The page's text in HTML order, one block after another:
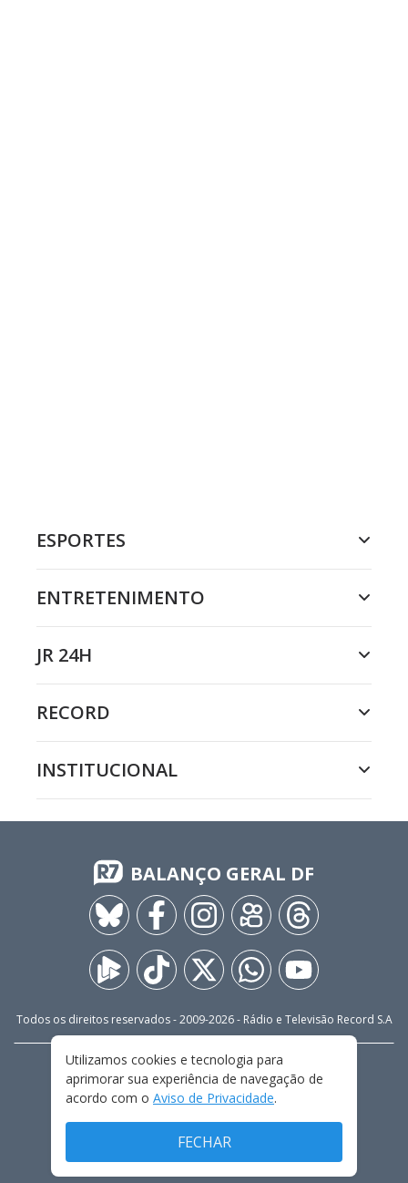
ESPORTES
ENTRETENIMENTO
JR 24H
RECORD
INSTITUCIONAL
BALANÇO GERAL DF
Todos os direitos reservados - 2009-2026- Rádio e Televisão Record S.A
FALE CONOSCO
PRIVACIDADE
TERMOS E CONDIÇÕES DE USO
Utilizamos cookies e tecnologia para
aprimorar sua experiência de navegação de
acordo com o Aviso de Privacidade.
FECHAR